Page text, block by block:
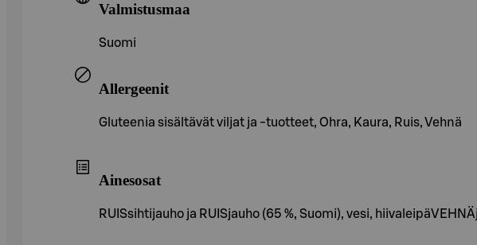
Valmistusmaa
Suomi
Allergeenit
Gluteenia sisältävät viljat ja -tuotteet, Ohra, Kaura, Ruis, Vehnä
Ainesosat
RUISsihtijauho ja RUISjauho (65 %, Suomi), vesi,